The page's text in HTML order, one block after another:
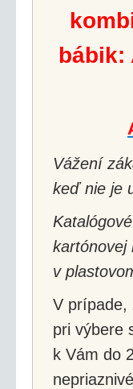
bábik:
Vážení
keď nie je
kartónovej
v
V prípade,
pri výbere
k Vám do